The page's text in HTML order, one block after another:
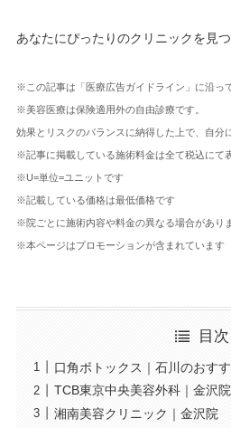
あなたにぴったりのクリニックを見つ
※この記事は「医療広告ガイドライン」に沿っ
※美容医療は保険適用外の自由診療です。
効果とリスクのバランスに納得した上で、自分
※記事に掲載している施術料金は全て税込にて
※U=単位=ユニットです
※記載している価格は最低価格です
※院ごとに施術内容や料金の異なる場合があり
※本ページはプロモーションが含まれています
目次
口角ボトックス｜石川のおす
TCB東京中央美容外科｜金沢院
湘南美容クリニック｜金沢院